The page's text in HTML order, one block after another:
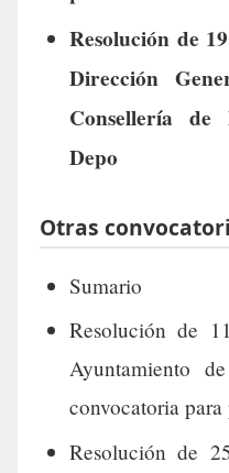
Resolución de
Dirección
Consellería de
Depo
Otras
Sumario
Resolución de
Ayuntamiento
convocatoria para
Resolución de